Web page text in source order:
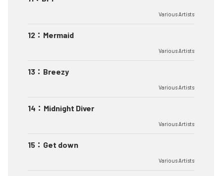
Various Artists
12 ： Mermaid
Various Artists
13 ： Breezy
Various Artists
14 ： Midnight Diver
Various Artists
15 ： Get down
Various Artists